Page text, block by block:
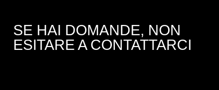
SE HAI DOMANDE, NON
ESITARE A CONTATTARCI